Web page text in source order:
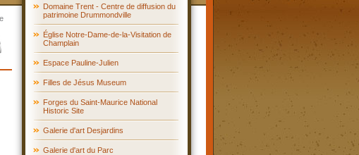
Domaine Trent - Centre de diffusion du
patrimoine Drummondville
Église Notre-Dame-de-la-Visitation de
Champlain
Espace Pauline-Julien
Filles de Jésus Museum
Forges du Saint-Maurice National
Historic Site
Galerie d'art Desjardins
Galerie d'art du Parc